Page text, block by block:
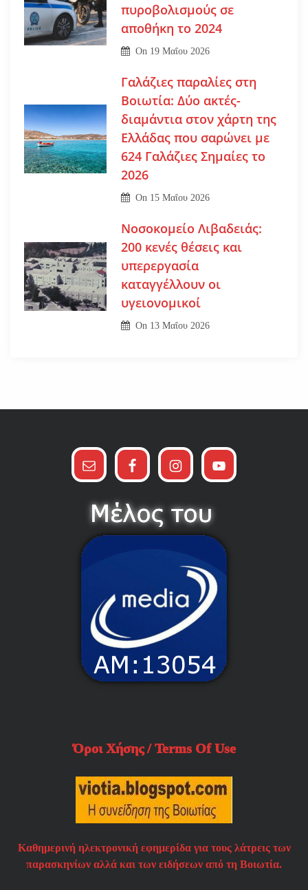
πυροβολισμούς σε
αποθήκη το 2024
On 19 Μαΐου 2026
Γαλάζιες παραλίες στη
Βοιωτία: Δύο ακτές-
διαμάντια στον χάρτη της
Ελλάδας που σαρώνει με
624 Γαλάζιες Σημαίες το
2026
On 15 Μαΐου 2026
Νοσοκομείο Λιβαδειάς:
200 κενές θέσεις και
υπερεργασία
καταγγέλλουν οι
υγειονομικοί
On 13 Μαΐου 2026
Όροι Χήσης / Terms Of Use
Καθημερινή ηλεκτρονική εφημερίδα για τους λάτρεις των
παρασκηνίων αλλά και των ειδήσεων από τη Βοιωτία.